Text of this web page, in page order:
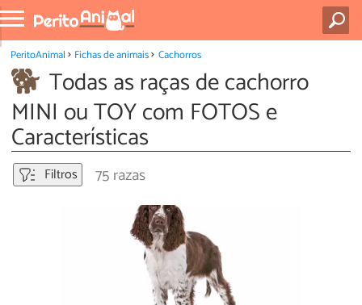
PeritoAnimal Fichas de animais Cachorros
Todas as raças de cachorro
MINI ou TOY com FOTOS e
Características
Filtros 75 razas